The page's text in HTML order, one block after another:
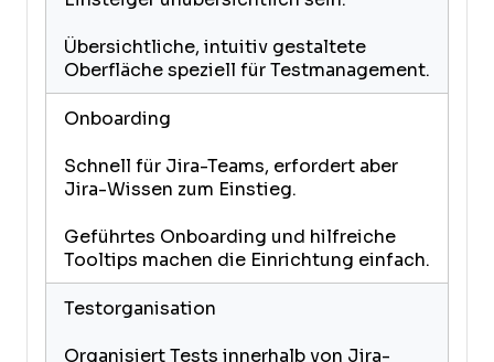
Übersichtliche, intuitiv gestaltete
Oberfläche speziell für Testmanagement.
Onboarding
Schnell für Jira-Teams, erfordert aber
Jira-Wissen zum Einstieg.
Geführtes Onboarding und hilfreiche
Tooltips machen die Einrichtung einfach.
Testorganisation
Organisiert Tests innerhalb von Jira-